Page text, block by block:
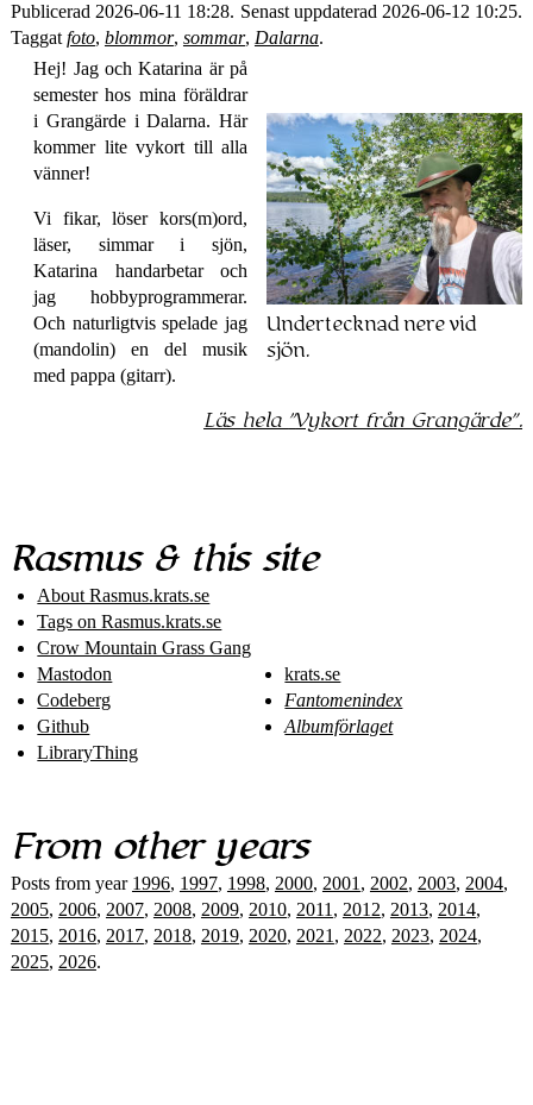
Publicerad 2026-06-11 18:28. Senast uppdaterad 2026-06-12 10:25.
Taggat foto, blommor, sommar, Dalarna.
Undertecknad nere vid
sjön.
Hej! Jag och Katarina är på
semester hos mina föräldrar
i Grangärde i Dalarna. Här
kommer lite vykort till alla
vänner!
Vi fikar, löser kors(m)ord,
läser, simmar i sjön,
Katarina handarbetar och
jag hobby­programmerar.
Och naturligtvis spelade jag
(mandolin) en del musik
med pappa (gitarr).
Läs hela Vykort från Grangärde .
Rasmus & this site
About Rasmus​.krats​.se
Tags on Rasmus​.krats​.se
Crow Mountain Grass Gang
Mastodon
Codeberg
Github
LibraryThing
krats.se
Fantomenindex
Albumförlaget
From other years
Posts from year 1996, 1997, 1998, 2000, 2001 , 2002, 2003, 2004,
2005, 2006, 2007, 2008, 2009, 2010, 2011 , 2012, 2013, 2014,
2015, 2016, 2017, 2018, 2019, 2020, 2021 , 2022, 2023, 2024,
2025, 2026.